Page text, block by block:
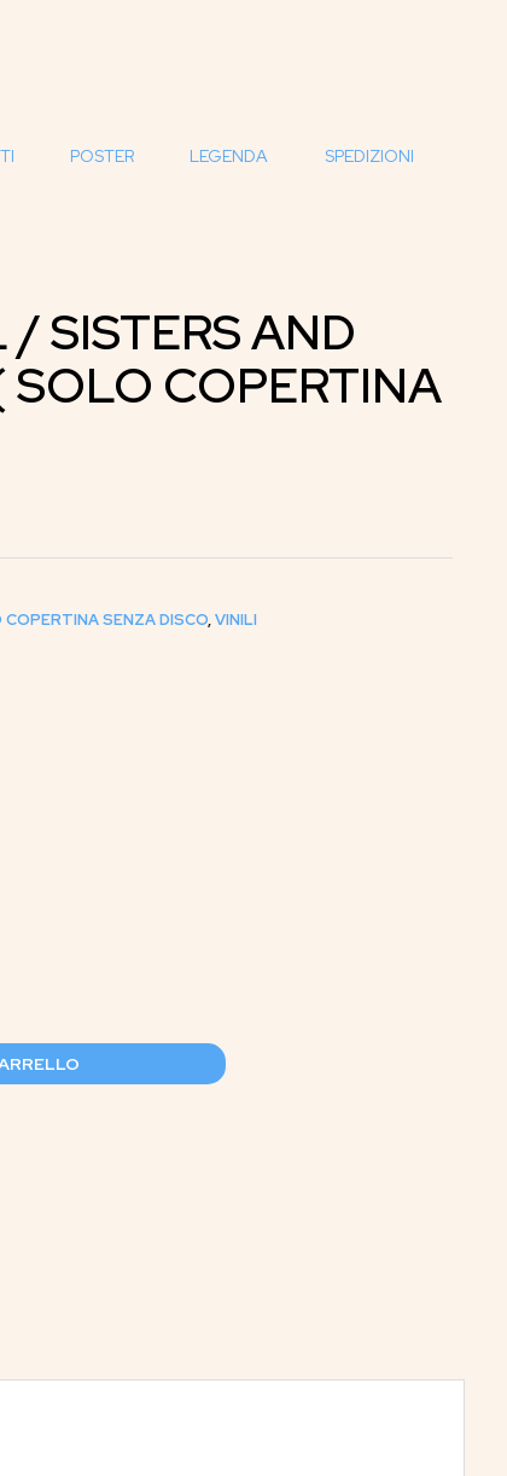
POSTER LEGENDA SPEDIZIONI
SISTERS AND
SOLO COPERTINA
COPERTINA SENZA DISCO,VINILI